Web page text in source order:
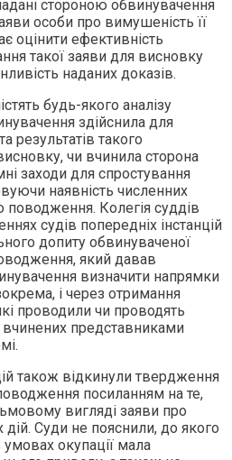
стороною обвинувачення
особи про вимушеність її
оцінити ефективність
такої заяви для висновку
наданих доказів.
будь-якого аналізу
здійснила для
результатів такого
чи вчинила сторона
заходи для спростування
наявність численних
поводження. Колегія суддів
судів попередніх інстанцій
допиту обвинуваченої
який давав
визначити напрямки
і через отримання
проводили чи проводять
вчинених представниками
також відкинули твердження
посиланням на те,
вигляді заяви про
Суди не пояснили, до якого
умовах окупації мала